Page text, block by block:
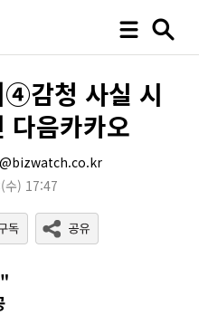
감청 사실 시
다음카카오
(수) 17:47